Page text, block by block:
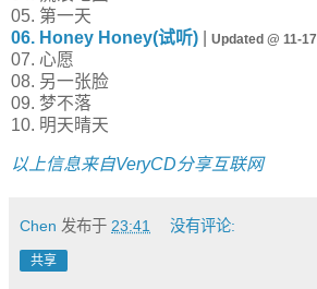
05. 第一天
06. Honey Honey(试听)
Updated @ 11-17
07. 心愿
08. 另一张脸
09. 梦不落
10. 明天晴天
以上信息来自VeryCD分享互联网
Chen 发布于 23:41 没有评论:
共享